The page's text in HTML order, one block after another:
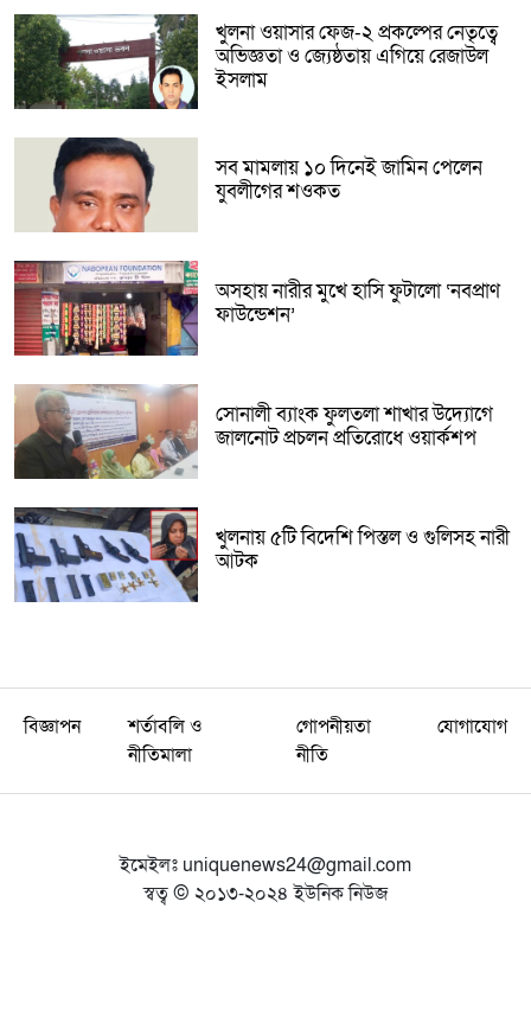
খুলনা ওয়াসার ফেজ-২ প্রকল্পের নেতৃত্বে
অভিজ্ঞতা ও জ্যেষ্ঠতায় এগিয়ে রেজাউল
ইসলাম
সব মামলায় ১০ দিনেই জামিন পেলেন
যুবলীগের শওকত
অসহায় নারীর মুখে হাসি ফুটালো ‘নবপ্রাণ
ফাউন্ডেশন’
সোনালী ব্যাংক ফুলতলা শাখার উদ্যোগে
জালনোট প্রচলন প্রতিরোধে ওয়ার্কশপ
খুলনায় ৫টি বিদেশি পিস্তল ও গুলিসহ নারী
আটক
বিজ্ঞাপন
শর্তাবলি ও
নীতিমালা
গোপনীয়তা
নীতি
যোগাযোগ
ইমেইলঃ uniquenews24@gmail.com
স্বত্ব © ২০১৩-২০২৪ ইউনিক নিউজ